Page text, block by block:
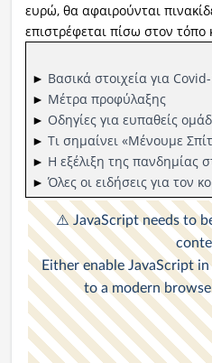
ευρώ, θα αφαιρούνται
επιστρέφεται πίσω στον τόπο
► Βασικά στοιχεία για
► Μέτρα προφύλαξης
► Οδηγίες για ευπαθείς
► Τι σημαίνει «Μένουμε
► Η εξέλιξη της πανδημίας
► Όλες οι ειδήσεις για τον